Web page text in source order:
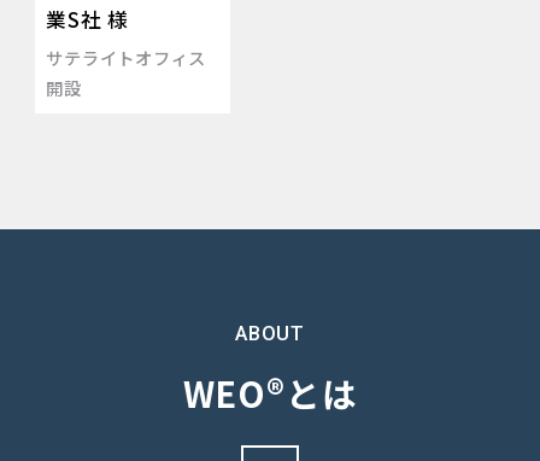
業S社 様
サテライトオフィス
開設
ABOUT
WEO®とは